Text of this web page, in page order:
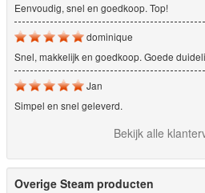
Eenvoudig, snel en goedkoop. Top!
dominique
Snel, makkelijk en goedkoop. Goede
Jan
Simpel en snel geleverd.
Bekijk alle
Overige Steam producten